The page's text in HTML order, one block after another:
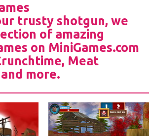
trusty shotgun, we
of amazing
on MiniGames.com
Meat
more.